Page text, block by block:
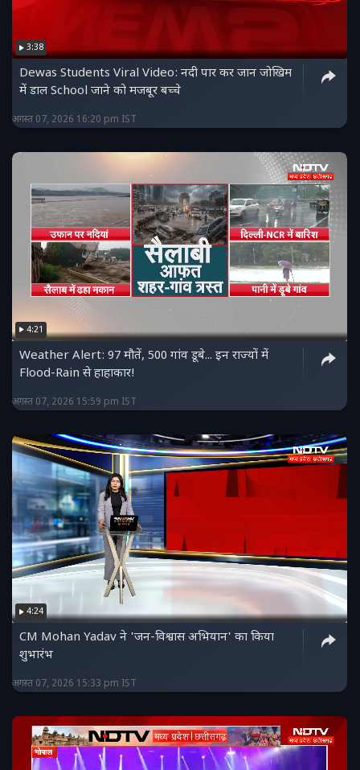
3:38
Dewas Students Viral Video: नदी पार कर जान जोखिम
में डाल School जाने को मजबूर बच्चे
अगस्त 07, 2026 16:20 pm IST
4:21
Weather Alert: 97 मौतें, 500 गांव डूबे... इन राज्यों में
Flood-Rain से हाहाकार!
अगस्त 07, 2026 15:59 pm IST
4:24
CM Mohan Yadav ने 'जन-विश्वास अभियान' का किया
शुभारंभ
अगस्त 07, 2026 15:33 pm IST